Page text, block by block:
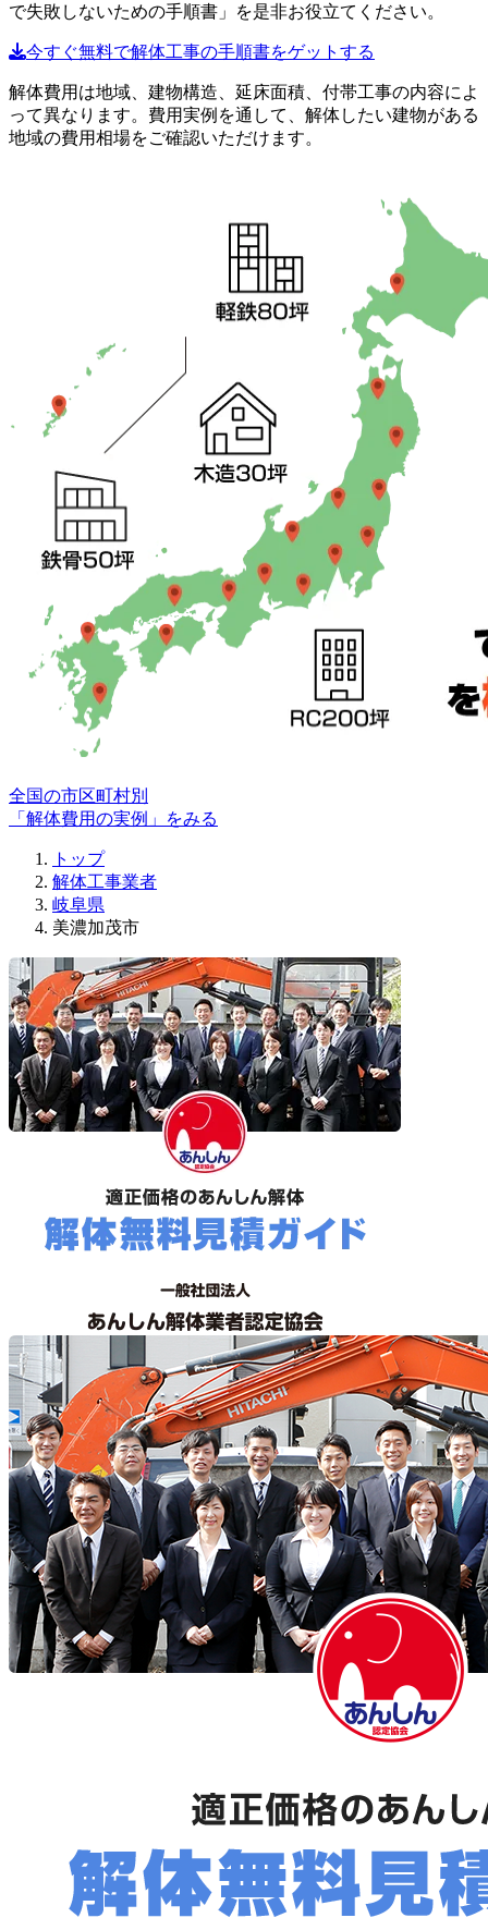
で失敗しないための手順書」を是非お役立てください。
今すぐ無料で解体工事の手順書をゲットする
解体費用は地域、建物構造、延床面積、付帯工事の内容によ
って異なります。費用実例を通して、解体したい建物がある
地域の費用相場をご確認いただけます。
全国の市区町村別
「解体費用の実例」をみる
トップ
解体工事業者
岐阜県
美濃加茂市